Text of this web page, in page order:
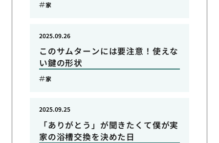
家
このサムターンには要注意！使えな
い鍵の形状
2025.09.26
家
「ありがとう」が聞きたくて僕が実
家の浴槽交換を決めた日
2025.09.25